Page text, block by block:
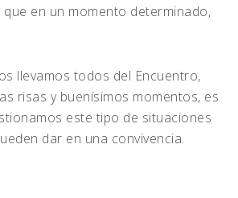
que en un momento determinado,
llevamos todos del Encuentro,
risas y buenísimos momentos, es
este tipo de situaciones
dar en una convivencia.